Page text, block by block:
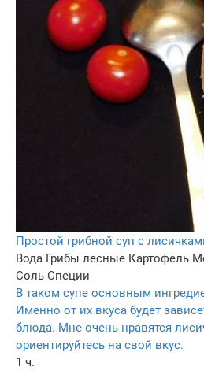
Простой грибной суп с
Вода Грибы лесные Картофель
Соль Специи
В таком супе основным
Именно от их вкуса будет
блюда. Мне очень нравятся
ориентируйтесь на свой вкус.
1 ч.